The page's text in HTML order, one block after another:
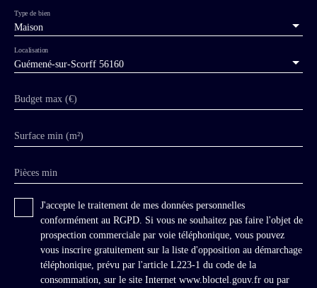
Maison
Type de bien
Guémené-sur-Scorff 56160
Localisation
Budget max (€)
Surface min (m²)
Pièces min
J'accepte le traitement de mes données personnelles
conformément au RGPD. Si vous ne souhaitez pas faire l'objet de
prospection commerciale par voie téléphonique, vous pouvez
vous inscrire gratuitement sur la liste d'opposition au démarchage
téléphonique, prévu par l'article L223-1 du code de la
consommation, sur le site Internet www.bloctel.gouv.fr ou par